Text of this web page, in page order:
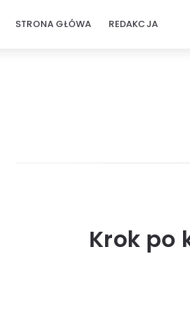
STRONA GŁÓWA REDAKCJA
Krok po